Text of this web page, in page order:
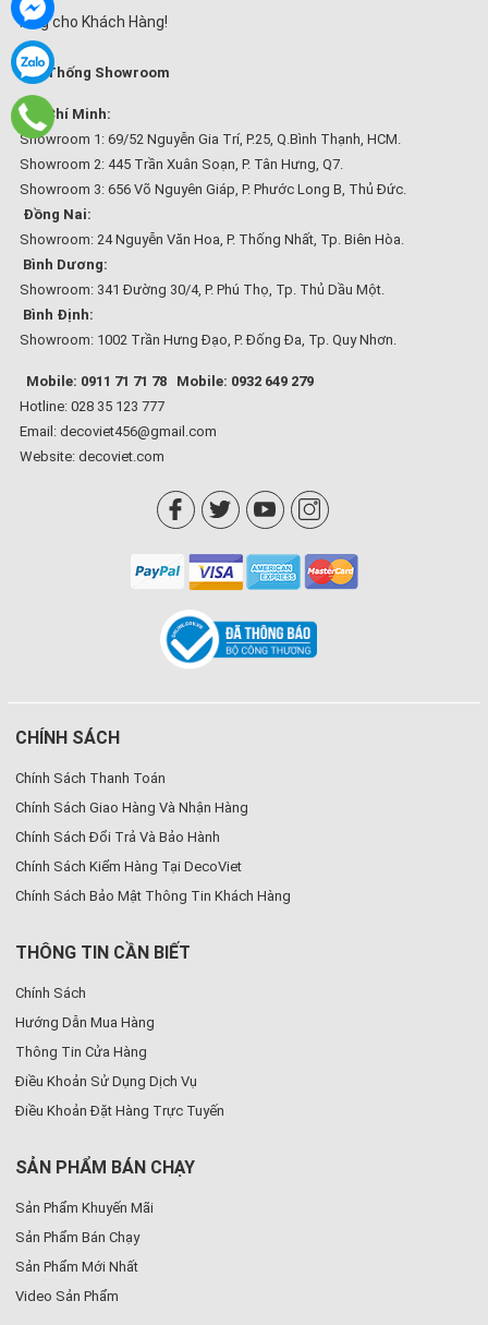
lòng cho Khách Hàng!
Hệ Thống Showroom
Hồ Chí Minh:
Showroom 1: 69/52 Nguyễn Gia Trí, P.25, Q.Bình Thạnh, HCM.
Showroom 2: 445 Trần Xuân Soạn, P. Tân Hưng, Q7.
Showroom 3: 656 Võ Nguyên Giáp, P. Phước Long B, Thủ Đức.
Đồng Nai:
Showroom: 24 Nguyễn Văn Hoa, P. Thống Nhất, Tp. Biên Hòa.
Bình Dương:
Showroom: 341 Đường 30/4, P. Phú Thọ, Tp. Thủ Dầu Một.
Bình Định:
Showroom: 1002 Trần Hưng Đạo, P. Đống Đa, Tp. Quy Nhơn.
Mobile: 0911 71 71 78
Mobile: 0932 649 279
Hotline: 028 35 123 777
Email: decoviet456@gmail.com
Website: decoviet.com
CHÍNH SÁCH
Chính Sách Thanh Toán
Chính Sách Giao Hàng Và Nhận Hàng
Chính Sách Đổi Trả Và Bảo Hành
Chính Sách Kiểm Hàng Tại DecoViet
Chính Sách Bảo Mật Thông Tin Khách Hàng
THÔNG TIN CẦN BIẾT
Chính Sách
Hướng Dẫn Mua Hàng
Thông Tin Cửa Hàng
Điều Khoản Sử Dụng Dịch Vụ
Điều Khoản Đặt Hàng Trực Tuyến
SẢN PHẨM BÁN CHẠY
Sản Phẩm Khuyến Mãi
Sản Phẩm Bán Chạy
Sản Phẩm Mới Nhất
Video Sản Phẩm